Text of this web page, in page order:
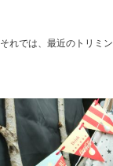
それでは、最近のトリミ